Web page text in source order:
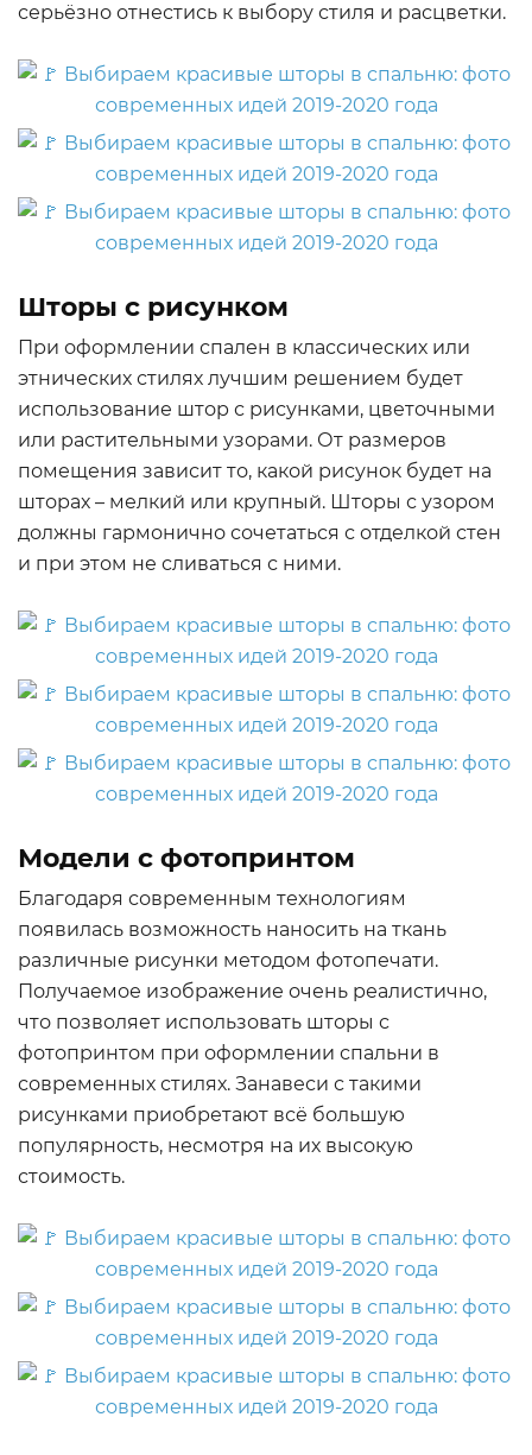
серьёзно отнестись к выбору стиля и расцветки.
Шторы с рисунком
При оформлении спален в классических или
этнических стилях лучшим решением будет
использование штор с рисунками, цветочными
или растительными узорами. От размеров
помещения зависит то, какой рисунок будет на
шторах – мелкий или крупный. Шторы с узором
должны гармонично сочетаться с отделкой стен
и при этом не сливаться с ними.
Модели с фотопринтом
Благодаря современным технологиям
появилась возможность наносить на ткань
различные рисунки методом фотопечати.
Получаемое изображение очень реалистично,
что позволяет использовать шторы с
фотопринтом при оформлении спальни в
современных стилях. Занавеси с такими
рисунками приобретают всё большую
популярность, несмотря на их высокую
стоимость.